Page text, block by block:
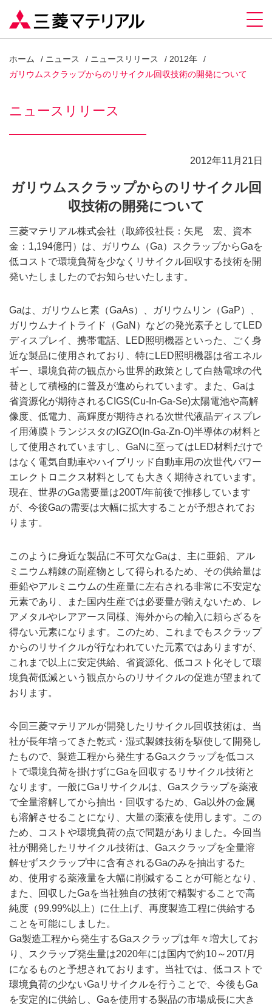
ホーム ニュース ニュースリリース
2012年
ガリウムスクラップからのリサイクル回収技術の開発について
ニュースリリース
2012年11月21日
ガリウムスクラップからのリサイクル回
収技術の開発について
三菱マテリアル株式会社（取締役社長：矢尾 宏、資本
金：1,194億円）は、ガリウム（Ga）スクラップからGaを
低コストで環境負荷を少なくリサイクル回収する技術を開
発いたしましたのでお知らせいたします。
Gaは、ガリウムヒ素（GaAs）、ガリウムリン（GaP）、
ガリウムナイトライド（GaN）などの発光素子としてLED
ディスプレイ、携帯電話、LED照明機器といった、ごく身
近な製品に使用されており、特にLED照明機器は省エネル
ギー、環境負荷の観点から世界的政策として白熱電球の代
替として積極的に普及が進められています。また、Gaは
省資源化が期待されるCIGS(Cu-In-Ga-Se)太陽電池や高解
像度、低電力、高輝度が期待される次世代液晶ディスプレ
イ用薄膜トランジスタのIGZO(In-Ga-Zn-O)半導体の材料と
して使用されていますし、GaNに至ってはLED材料だけで
はなく電気自動車やハイブリッド自動車用の次世代パワー
エレクトロニクス材料としても大きく期待されています。
現在、世界のGa需要量は200T/年前後で推移しています
が、今後Gaの需要は大幅に拡大することが予想されてお
ります。
このように身近な製品に不可欠なGaは、主に亜鉛、アル
ミニウム精錬の副産物として得られるため、その供給量は
亜鉛やアルミニウムの生産量に左右される非常に不安定な
元素であり、また国内生産では必要量が賄えないため、レ
アメタルやレアアース同様、海外からの輸入に頼らざるを
得ない元素になります。このため、これまでもスクラップ
からのリサイクルが行なわれていた元素ではありますが、
これまで以上に安定供給、省資源化、低コスト化そして環
境負荷低減という観点からのリサイクルの促進が望まれて
おります。
今回三菱マテリアルが開発したリサイクル回収技術は、当
社が長年培ってきた乾式・湿式製錬技術を駆使して開発し
たもので、製造工程から発生するGaスクラップを低コス
トで環境負荷を掛けずにGaを回収するリサイクル技術と
なります。一般にGaリサイクルは、Gaスクラップを薬液
で全量溶解してから抽出・回収するため、Ga以外の金属
も溶解させることになり、大量の薬液を使用します。この
ため、コストや環境負荷の点で問題がありました。今回当
社が開発したリサイクル技術は、Gaスクラップを全量溶
解せずスクラップ中に含有されるGaのみを抽出するた
め、使用する薬液量を大幅に削減することが可能となり、
また、回収したGaを当社独自の技術で精製することで高
純度（99.99%以上）に仕上げ、再度製造工程に供給する
ことを可能にしました。
Ga製造工程から発生するGaスクラップは年々増大してお
り、スクラップ発生量は2020年には国内で約10～20T/月
になるものと予想されております。当社では、低コストで
環境負荷の少ないGaリサイクルを行うことで、今後もGa
を安定的に供給し、Gaを使用する製品の市場成長に大き